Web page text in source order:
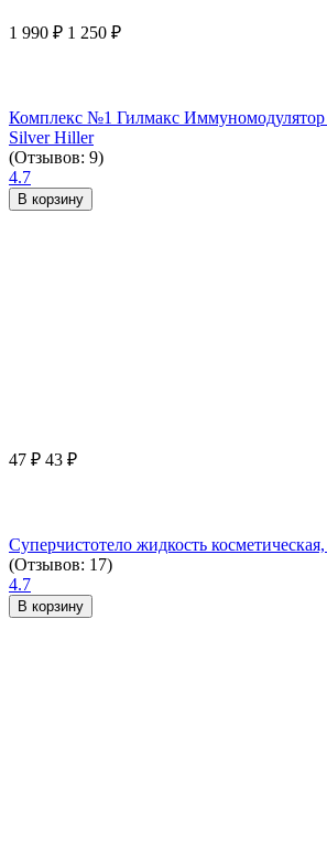
1 990 ₽ 1 250 ₽
Комплекс №1 Гилмакс
Silver Hiller
(Отзывов: 9)
4.7
В корзину
47 ₽ 43 ₽
Суперчистотело жидкость
(Отзывов: 17)
4.7
В корзину